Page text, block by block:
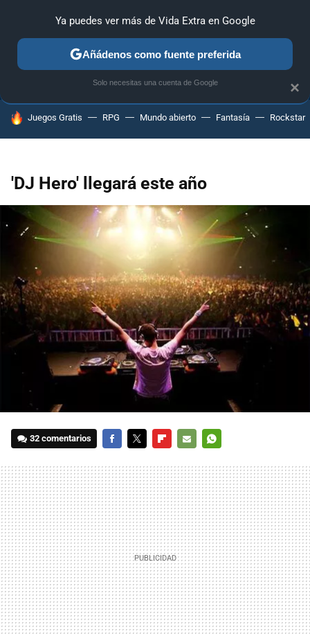
ANÁLISIS GUÍAS Y TRUCOS PC SONY NINTENDO
HOY SE HABLA DE
Juegos Gratis RPG Mundo abierto Fantasía Rockstar
'DJ Hero' llegará este año
32 comentarios
MAIL
×
Ya puedes ver más de Vida Extra en Google
Añádenos como fuente preferida
Solo necesitas una cuenta de Google